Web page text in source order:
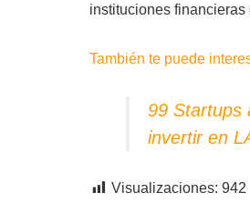
instituciones financieras
También te puede
99 Startups
invertir en
Visualizaciones: 942